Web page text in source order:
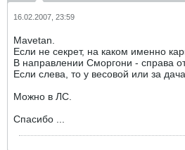
16.02.2007, 23:59
Mavetan.
Если не секрет, на каком именно
В направлении Сморгони - справа
Если слева, то у весовой или за
Можно в ЛС.
Спасибо ...